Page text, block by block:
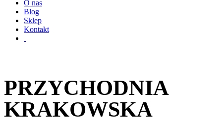
O nas
Blog
Sklep
Kontakt
PRZYCHODNIA
KRAKOWSKA